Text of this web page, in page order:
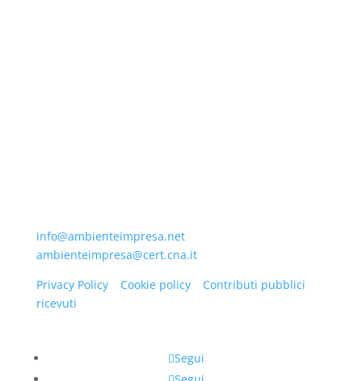
info@ambienteimpresa.nete
ambienteimpresa@cert.cna.it
Privacy Policy– Cookie policy– Contributi pubblici
ricevuti
Segui